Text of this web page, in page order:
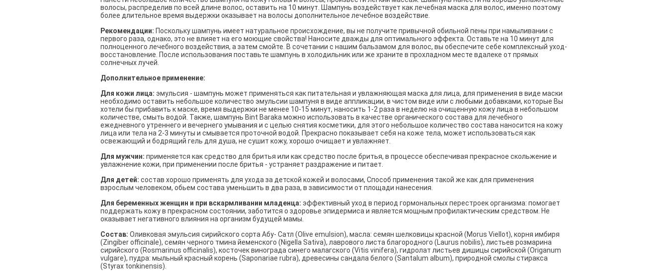
волосы, распределив по всей длине волос, оставить на 10 минут. Шампунь воздействует как лечебная маска для волос, именно поэтому
более длительное время выдержки оказывает на волосы дополнительное лечебное воздействие.
Рекомендации: Поскольку шампунь имеет натуральное происхождение, вы не получите привычной обильной пены при намыливании с
первого раза, однако, это не влияет на его моющие свойства! Наносите дважды для оптимального эффекта. Оставьте на 10 минут для
полноценного лечебного воздействия, а затем смойте. В сочетании с нашим бальзамом для волос, вы обеспечите себе комплексный уход-
восстановление. После использования поставьте шампунь в холодильник или же храните в прохладном месте вдалеке от прямых
солнечных лучей.
Дополнительное применение:
Для кожи лица: эмульсия - шампунь может применяться как питательная и увлажняющая маска для лица, для применения в виде маски
необходимо оставить небольшое количество эмульсии шампуня в виде аппликации, в чистом виде или с любыми добавками, которые Вы
хотели бы прибавить к маске, время выдержки не менее 10-15 минут, наносить 1-2 раза в неделю на очищенную кожу лица в небольшом
количестве, смыть водой. Также, шампунь Bint Baraka можно использовать в качестве органического состава для лечебного
ежедневного утреннего и вечернего умывания и с целью снятия косметики, для этого небольшое количество состава наносится на кожу
лица или тела на 2-3 минуты и смывается проточной водой. Прекрасно показывает себя на коже тела, может использоваться как
освежающий и бодрящий гель для душа, не сушит кожу, хорошо очищает и увлажняет.
Для мужчин: применяется как средство для бритья или как средство после бритья, в процессе обеспечивая прекрасное скольжение и
увлажнение кожи, при применении после бритья - устраняет раздражение и питает.
Для детей: состав хорошо применять для ухода за детской кожей и волосами, Способ применения такой же как для применения
взрослым человеком, обьем состава уменьшить в два раза, в зависимости от площади нанесения.
Для беременных женщин и при вскармливании младенца: эффективный уход в период гормональных перестроек организма: помогает
поддержать кожу в прекрасном состоянии, заботится о здоровье эпидермиса и является мощным профилактическим средством. Не
оказывает негативного влияния на организм будущей мамы.
Состав: Оливковая эмульсия сирийского сорта Абу- Сатл (Olive emulsion), масла: семян шелковицы красной (Morus Viellot), корня имбиря
(Zingiber officinale), семян черного тмина йеменского (Nigella Sativa), лаврового листа благородного (Laurus nobilis), листьев розмарина
сирийского (Rosmarinus officinalis), косточек винограда синего малагского (Vitis vinifera), гидролат листьев дишицы сирийской (Origanum
vulgare), пудра: мыльный красный корень (Saponariae rubra), древесины сандала белого (Santalum album), природной смолы стиракса
(Styrax tonkinensis).